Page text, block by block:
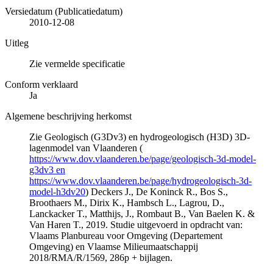
Versiedatum (Publicatiedatum)
2010-12-08
Uitleg
Zie vermelde specificatie
Conform verklaard
Ja
Algemene beschrijving herkomst
Zie Geologisch (G3Dv3) en hydrogeologisch (H3D) 3D-
lagenmodel van Vlaanderen (
https://www.dov.vlaanderen.be/page/geologisch-3d-model-
g3dv3 en
https://www.dov.vlaanderen.be/page/hydrogeologisch-3d-
model-h3dv20) Deckers J., De Koninck R., Bos S.,
Broothaers M., Dirix K., Hambsch L., Lagrou, D.,
Lanckacker T., Matthijs, J., Rombaut B., Van Baelen K. &
Van Haren T., 2019. Studie uitgevoerd in opdracht van:
Vlaams Planbureau voor Omgeving (Departement
Omgeving) en Vlaamse Milieumaatschappij
2018/RMA/R/1569, 286p + bijlagen.